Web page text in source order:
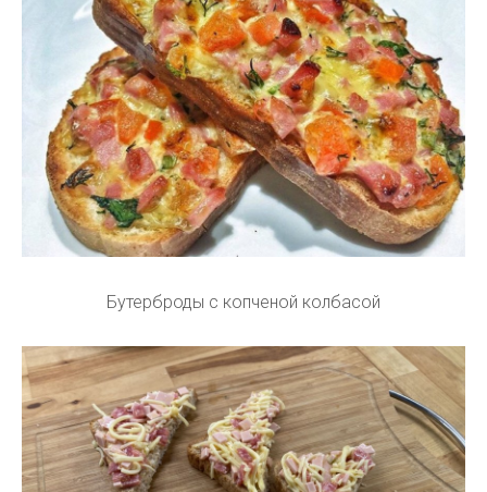
Бутерброды с копченой колбасой